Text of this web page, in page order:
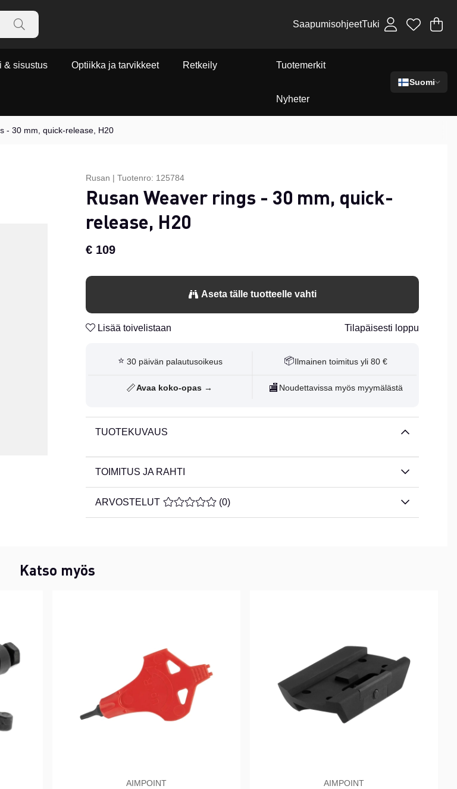
SaapumisohjeetTuki .
& sisustus Optiikka ja tarvikkeet Retkeily Tuotemerkit
Nyheter
Suomi
- 30 mm, quick-release, H20
Rusan | Tuotenro: 125784
Rusan Weaver rings - 30 mm, quick-
release, H20
€ 109
Aseta tälle tuotteelle vahti
Lisää toivelistaan Tilapäisesti loppu
⭐ 30 päivän palautusoikeus 📦 Ilmainen toimitus yli 80 €
📏Avaa koko-opas → 🏬 Noudettavissa myös myymälästä
TUOTEKUVAUS
TOIMITUS JA RAHTI
ARVOSTELUT KESKIARVOLUOKITUS 0 / 5 ARVIOIDEN MÄÄRÄ 0
(0)
Katso myös
AIMPOINT AIMPOINT